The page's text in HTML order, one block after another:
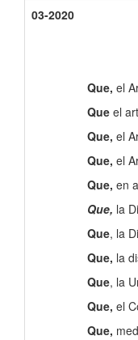
03-2020
Que, el
Que el
Que, el
Que, el
Que, en
Que, la
Que, la
Que, la
Que, la
Que, el
Que,